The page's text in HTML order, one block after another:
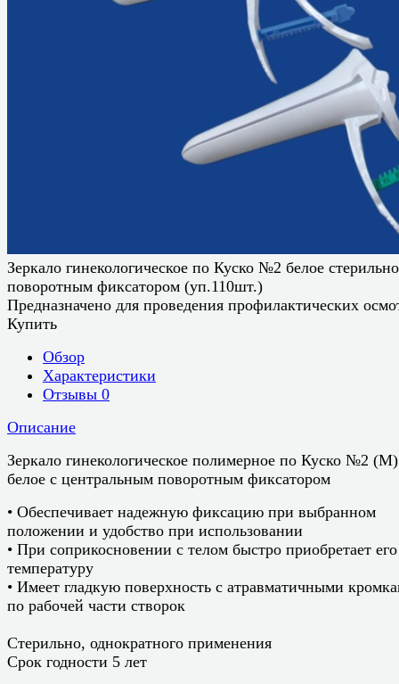
Зеркало гинекологическое по Куско №2 белое
поворотным фиксатором (уп.110шт.)
Предназначено для проведения профилактических
Купить
Обзор
Характеристики
Отзывы 0
Описание
Зеркало гинекологическое полимерное по Куско №2 (M)
белое с центральным поворотным фиксатором
• Обеспечивает надежную фиксацию при выбранном
положении и удобство при использовании
• При соприкосновении с телом быстро приобретает его
температуру
• Имеет гладкую поверхность с атравматичными
по рабочей части створок
Стерильно, однократного применения
Срок годности 5 лет